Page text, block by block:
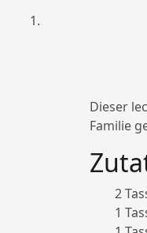
Dieser
Familie
2
1